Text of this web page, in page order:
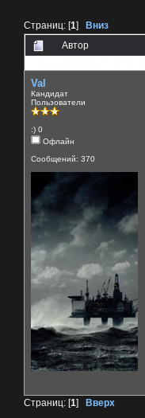
Страниц: [1] Вниз
Автор
Val
Кандидат
Пользователи
:) 0
Офлайн
Сообщений: 370
Страниц: [1] Вверх